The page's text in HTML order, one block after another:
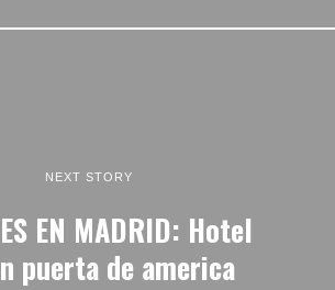
NEXT STORY
EN MADRID: Hotel
puerta de america